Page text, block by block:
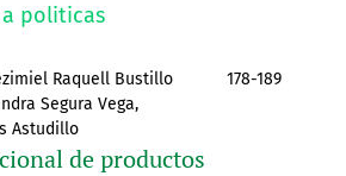
politicas
Raquell Bustillo
Segura Vega,
Astudillo
178-189
de productos